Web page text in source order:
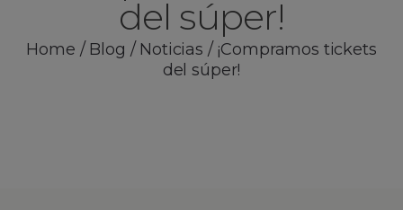
del súper!
Home / Blog / Noticias /¡Compramos tickets
del súper!